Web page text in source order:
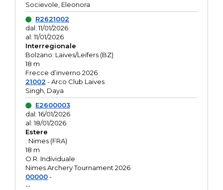
Socievole, Eleonora
R2621002
dal: 11/01/2026
al: 11/01/2026
Interregionale
Bolzano: Laives/Leifers (BZ)
18 m
Frecce d’inverno 2026
21002 - Arco Club Laives
Singh, Daya
E2600003
dal: 16/01/2026
al: 18/01/2026
Estere
: Nimes (FRA)
18 m
O.R. Individuale
Nimes Archery Tournament 2026
00000-
--